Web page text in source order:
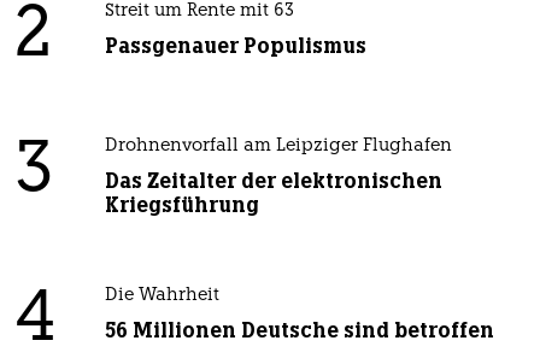
2 Streit um Rente mit 63
Passgenauer Populismus
3 Drohnenvorfall am Leipziger Flughafen
Das Zeitalter der elektronischen
Kriegsführung
4 Die Wahrheit
56 Millionen Deutsche sind betroffen